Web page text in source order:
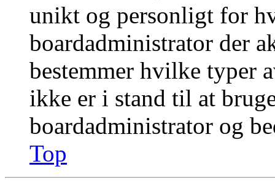
unikt og personligt for
boardadministrator der
bestemmer hvilke typer
ikke er i stand til at
boardadministrator og
Top